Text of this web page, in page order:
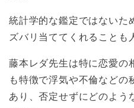
統計学的な鑑定ではないた
ズバリ当ててくれることも
藤本レダ先生は特に恋愛の
も特徴で浮気や不倫などの
あり、否定せずにどのよう